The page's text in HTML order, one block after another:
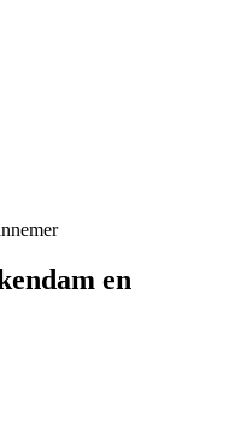
en